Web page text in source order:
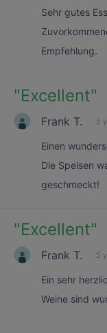
Sehr gutes
Empfehlung.
"Excellent"
Frank T. 5
Einen
Die Speisen
geschmeckt!
"Excellent"
Frank T. 5
Ein sehr
Weine sind